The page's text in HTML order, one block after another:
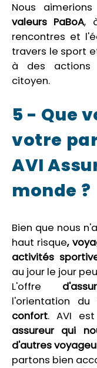
Nous
valeurs PaBoA,
rencontres et
travers le sport
à des actions
citoyen.
5 - Que
votre
AVI
monde ?
Bien que nous
haut risque,
activités
au jour le jour
L'offre
l'orientation
confort. AVI
assureur qui
d'autres
partons bien